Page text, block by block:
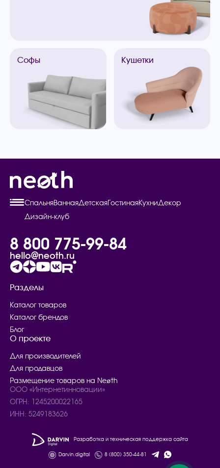
Софы Кушетки
СпальняВаннаяДетскаяГостинаяКухниДекор
Дизайн-клуб
8 800 775-99-84
hello@neoth.ru
Разделы
Каталог товаров
Каталог брендов
Блог
О проекте
Для производителей
Для продавцов
Размещение товаров на Neøth
ООО «Интернетинновации»
ОГРН: 1245200022165
ИНН: 5249183626
Разработка и техническая поддержка сайта
Darvin.digital 8 (800) 350-44-81